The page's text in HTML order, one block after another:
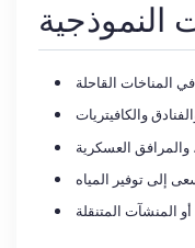
النموذجية
المناخات القاحلة
والكافيتريات
والمرافق العسكرية
إلى توفير المياه
المنشآت المتنقلة